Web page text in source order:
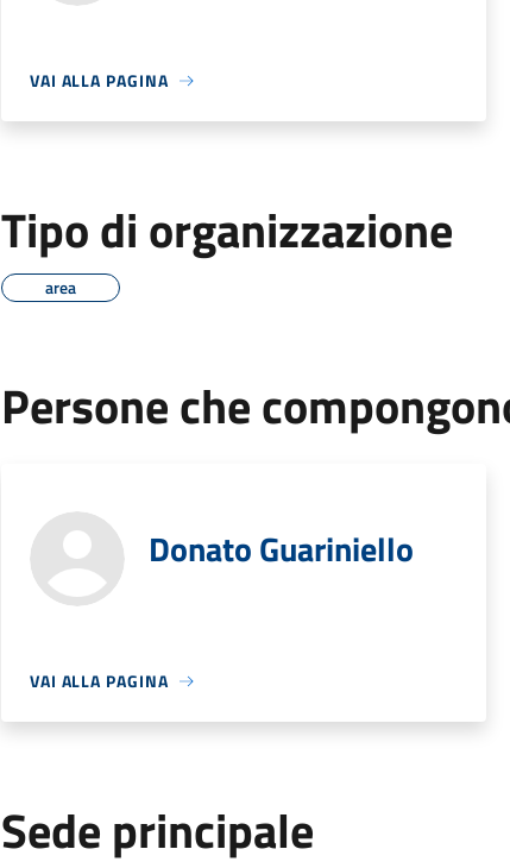
VAI ALLA PAGINA
Tipo di organizzazione
area
Persone che
Donato Guariniello
VAI ALLA PAGINA
Sede principale